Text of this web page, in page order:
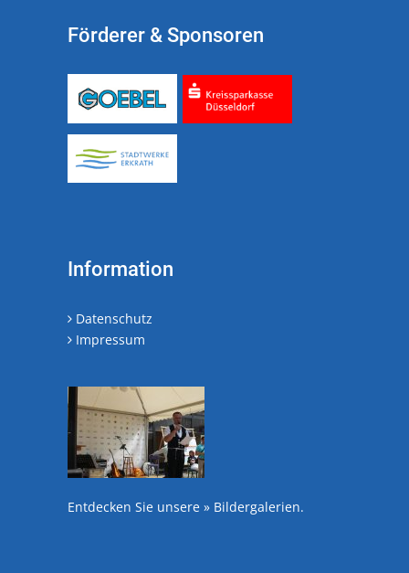
Förderer & Sponsoren
Information
Datenschutz
Impressum
Entdecken Sie unsere » Bildergalerien.